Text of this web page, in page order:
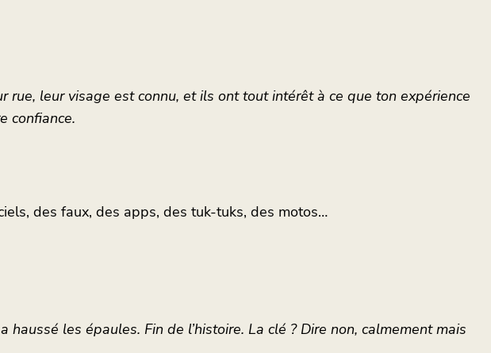
leur visage est connu, et ils ont tout intérêt à ce que ton expérience
confiance.
des faux, des apps, des tuk-tuks, des motos…
les épaules. Fin de l’histoire. La clé ? Dire non, calmement mais